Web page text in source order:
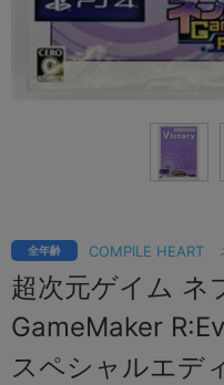
COMPILE HEART
全年齢
超次元ゲイム ネ
GameMaker
スペシャルエデ